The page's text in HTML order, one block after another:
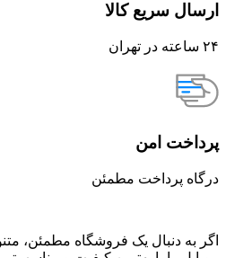
ارسال سریع کالا
۲۴ ساعته در تهران
پرداخت امن
درگاه پرداخت مطمئن
اگر به دنبال یک فروشگاه مطمئن،